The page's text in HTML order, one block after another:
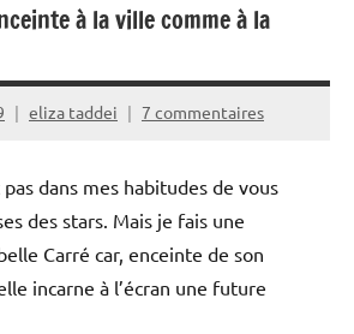
à la ville comme à la
eliza taddei 7 commentaires
pas dans mes habitudes de vous
des stars. Mais je fais une
Carré car, enceinte de son
incarne à l’écran une future